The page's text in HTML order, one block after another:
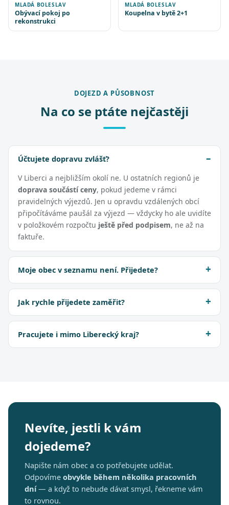
MLADÁ BOLESLAV
Obývací pokoj po
rekonstrukci
MLADÁ BOLESLAV
Koupelna v bytě 2+1
DOJEZD A PŮSOBNOST
Na co se ptáte nejčastěji
Účtujete dopravu zvlášť?
V Liberci a nejbližším okolí ne. U ostatních regionů je
doprava součástí ceny, pokud jedeme v rámci
pravidelných výjezdů. Jen u opravdu vzdálených obcí
připočítáváme paušál za výjezd — vždycky ho ale uvidíte
v položkovém rozpočtu ještě před podpisem, ne až na
faktuře.
Moje obec v seznamu není. Přijedete?
Jak rychle přijedete zaměřit?
Pracujete i mimo Liberecký kraj?
Nevíte, jestli k vám
dojedeme?
Napište nám obec a co potřebujete udělat.
Odpovíme obvykle během několika pracovních
dní— a když to nebude dávat smysl, řekneme vám
to rovnou.